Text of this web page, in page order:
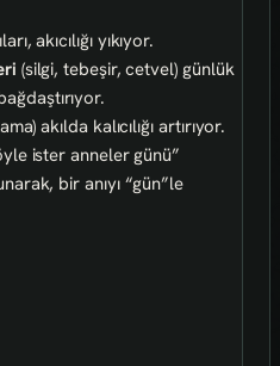
akıcılığı yıkıyor.
(silgi, tebeşir, cetvel) günlük
akılda kalıcılığı artırıyor.
ister anneler günü”
bir anıyı “gün”le